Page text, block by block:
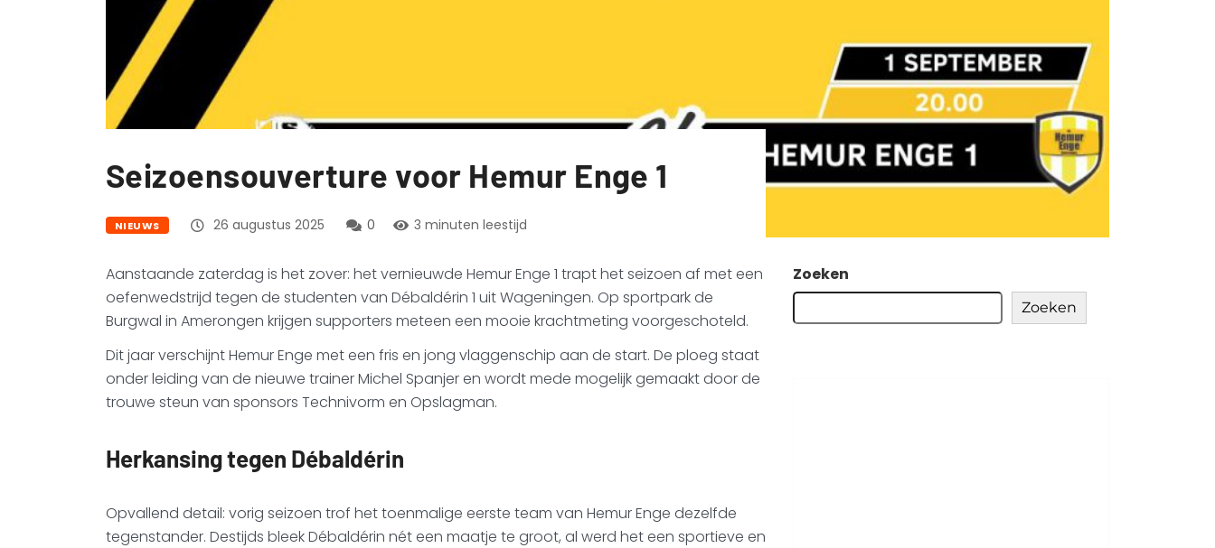
Seizoensouverture voor Hemur Enge 1
NIEUWS 26 augustus 2025 0 3 minuten leestijd
Aanstaande zaterdag is het zover: het vernieuwde Hemur Enge 1 trapt het seizoen af met een
oefenwedstrijd tegen de studenten van Débaldérin 1 uit Wageningen. Op sportpark de
Burgwal in Amerongen krijgen supporters meteen een mooie krachtmeting voorgeschoteld.
Dit jaar verschijnt Hemur Enge met een fris en jong vlaggenschip aan de start. De ploeg staat
onder leiding van de nieuwe trainer Michel Spanjer en wordt mede mogelijk gemaakt door de
trouwe steun van sponsors Technivorm en Opslagman.
Herkansing tegen Débaldérin
Opvallend detail: vorig seizoen trof het toenmalige eerste team van Hemur Enge dezelfde
tegenstander. Destijds bleek Débaldérin nét een maatje te groot, al werd het een sportieve en
Zoeken
Zoeken